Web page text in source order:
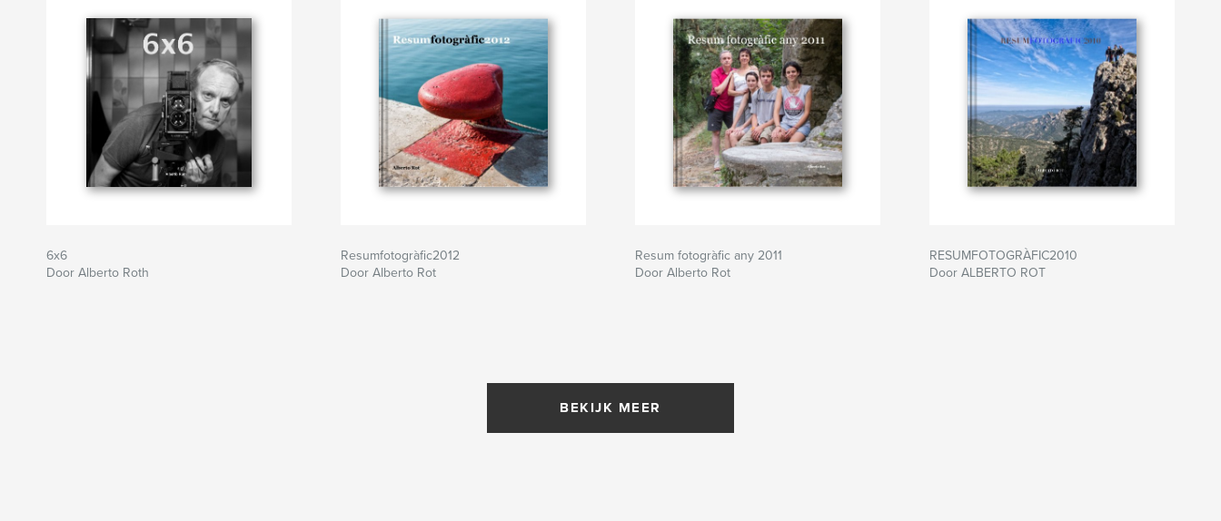
6x6
Door Alberto Roth
Resumfotogràfic2012
Door Alberto Rot
Resum fotogràfic any 2011
Door Alberto Rot
RESUMFOTOGRÀFIC2010
Door ALBERTO ROT
BEKIJK MEER